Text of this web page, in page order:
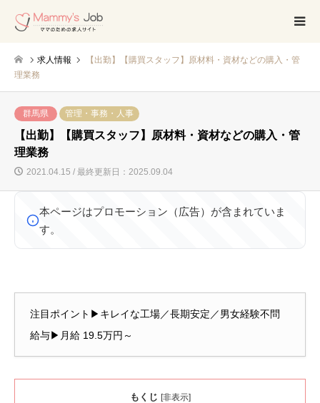
求人情報
【出勤】【購買スタッフ】原材料・資材などの購入・管
理業務
群馬県 管理・事務・人事
【出勤】【購買スタッフ】原材料・資材などの購入・管
理業務
2021.04.15 / 最終更新日：2025.09.04
本ページはプロモーション（広告）が含まれていま
す。
注目ポイント▶キレイな工場／長期安定／男女経験不問
給与▶月給 19.5万円～
もくじ [非表示]